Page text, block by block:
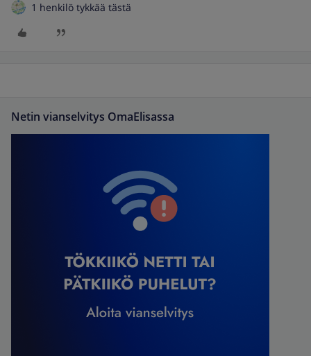
1 henkilö tykkää tästä
Netin vianselvitys OmaElisassa